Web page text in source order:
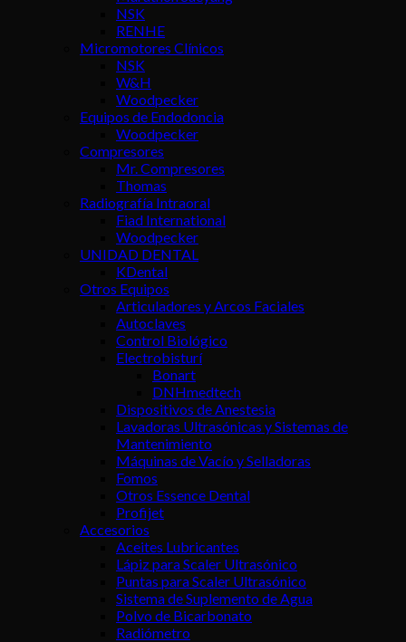
NSK
RENHE
Micromotores Clínicos
NSK
W&H
Woodpecker
Equipos de Endodoncia
Woodpecker
Compresores
Mr. Compresores
Thomas
Radiografía Intraoral
Fiad International
Woodpecker
UNIDAD DENTAL
KDental
Otros Equipos
Articuladores y Arcos Faciales
Autoclaves
Control Biológico
Electrobisturí
Bonart
DNHmedtech
Dispositivos de Anestesia
Lavadoras Ultrasónicas y Sistemas de
Mantenimiento
Máquinas de Vacío y Selladoras
Fomos
Otros Essence Dental
Profijet
Accesorios
Aceites Lubricantes
Lápiz para Scaler Ultrasónico
Puntas para Scaler Ultrasónico
Sistema de Suplemento de Agua
Polvo de Bicarbonato
Radiómetro